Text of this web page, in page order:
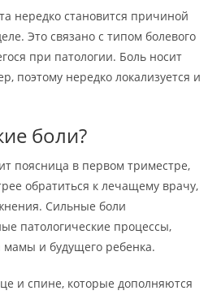
нередко становится причиной
Это связано с типом болевого
при патологии. Боль носит
поэтому нередко локализуется и
боли?
поясница в первом триместре,
обратиться к лечащему врачу,
Сильные боли
патологические процессы,
мамы и будущего ребенка.
и спине, которые дополняются